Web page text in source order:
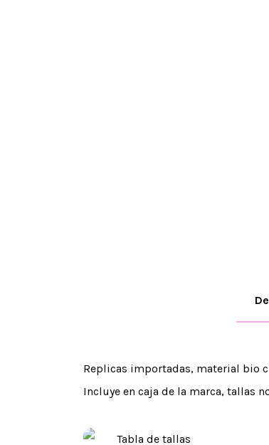
Replicas importadas, material bio
Incluye en caja de la marca, tallas